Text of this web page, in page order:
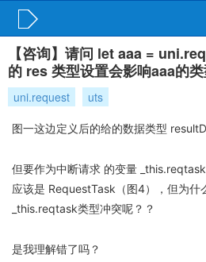
【咨询】请问 let aaa =
的 res 类型设置会影响aaa的类
uni.request uts
图一这边定义后的给的数据类型
但要作为中断请求 的变量
应该是 RequestTask（图4），但为什
_this.reqtask类型冲突呢？？
是我理解错了吗？